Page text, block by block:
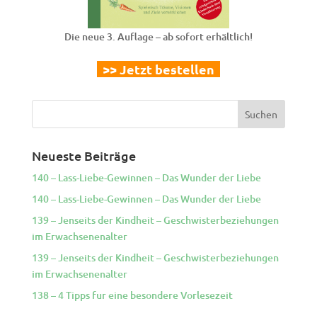
Die neue 3. Auflage – ab sofort erhältlich!
>> Jetzt bestellen
Neueste Beiträge
140 – Lass-Liebe-Gewinnen – Das Wunder der Liebe
140 – Lass-Liebe-Gewinnen – Das Wunder der Liebe
139 – Jenseits der Kindheit – Geschwisterbeziehungen
im Erwachsenenalter
139 – Jenseits der Kindheit – Geschwisterbeziehungen
im Erwachsenenalter
138 – 4 Tipps fur eine besondere Vorlesezeit